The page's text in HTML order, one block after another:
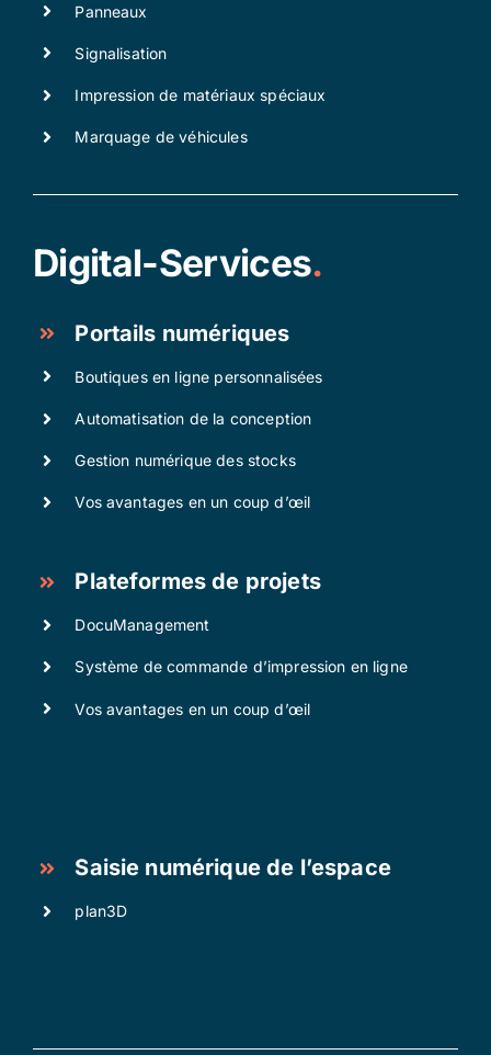
Panneaux
Signalisation
Impression de matériaux spéciaux
Marquage de véhicules
Digital-Services.
Portails numériques
Boutiques en ligne personnalisées
Automatisation de la conception
Gestion numérique des stocks
Vos avantages en un coup d’œil
Plateformes de projets
DocuManagement
Système de commande d’impression en ligne
Vos avantages en un coup d’œil
Saisie numérique de l’espace
plan3D